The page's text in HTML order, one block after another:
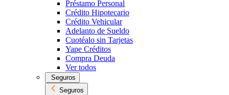
Préstamo Personal
Crédito Hipotecario
Crédito Vehicular
Adelanto de Sueldo
Cuotéalo sin Tarjetas
Yape Créditos
Compra Deuda
Ver todos
Seguros
Seguros